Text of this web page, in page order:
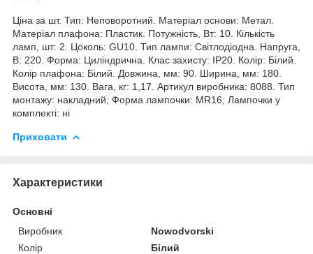
Ціна за шт. Тип: Неповоротний. Матеріал основи: Метал.
Матеріал плафона: Пластик. Потужність, Вт: 10. Кількість
ламп, шт: 2. Цоколь: GU10. Тип лампи: Світлодіодна. Напруга,
В: 220. Форма: Циліндрична. Клас захисту: IP20. Колір: Білий.
Колір плафона: Білий. Довжина, мм: 90. Ширина, мм: 180.
Висота, мм: 130. Вага, кг: 1,17. Артикул виробника: 8088. Тип
монтажу: накладний; Форма лампочки: MR16; Лампочки у
комплекті: ні
Приховати
Характеристики
Основні
Виробник
Nowodvorski
Колір
Білий